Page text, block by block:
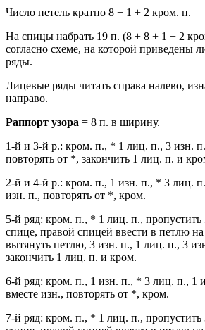
Число петель кратно 8 + 1 + 2 кром. п.
На спицы набрать 19 п. (8 + 8 + 1 + 2
согласно схеме, на которой приведены
ряды.
Лицевые ряды читать справа налево,
направо.
Раппорт узора = 8 п. в ширину.
1-й и 3-й р.: кром. п., * 1 лиц. п., 3 изн.
повторять от *, закончить 1 лиц. п. и
2-й и 4-й р.: кром. п., 1 изн. п., * 3 лиц.
изн. п., повторять от *, кром.
5-й ряд: кром. п., * 1 лиц. п., пропустить
спице, правой спицей ввести в петлю
вытянуть петлю, 3 изн. п., 1 лиц. п., 3
закончить 1 лиц. п. и кром.
6-й ряд: кром. п., 1 изн. п., * 3 лиц. п., 1
вместе изн., повторять от *, кром.
7-й ряд: кром. п., * 1 лиц. п., пропустить